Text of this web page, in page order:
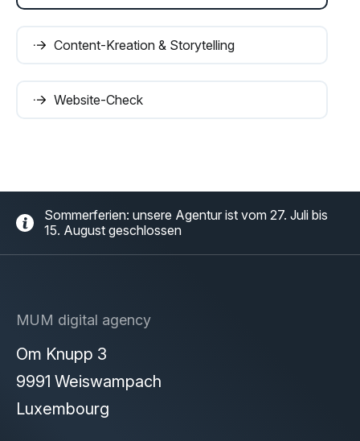
Content-Kreation & Storytelling
Website-Check
Sommerferien: unsere Agentur ist vom 27. Juli bis
15. August geschlossen
MUM digital agency
Om Knupp 3
9991 Weiswampach
Luxembourg